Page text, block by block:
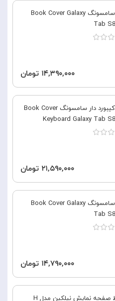
کیف سامسونگ Book Cover Galaxy
Tab
۱۴,۳۹۰,۰۰۰ تومان
کیف کیبورد دار سامسونگ Book Cover
Keyboard Galaxy Tab
۲۱,۵۹۰,۰۰۰ تومان
کیف سامسونگ Book Cover Galaxy
Tab
۱۴,۷۹۰,۰۰۰ تومان
محافظ صفحه نمایش نیلکین مدل H